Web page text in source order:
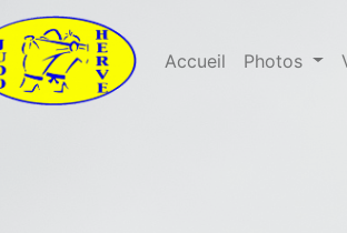
Accueil Photos